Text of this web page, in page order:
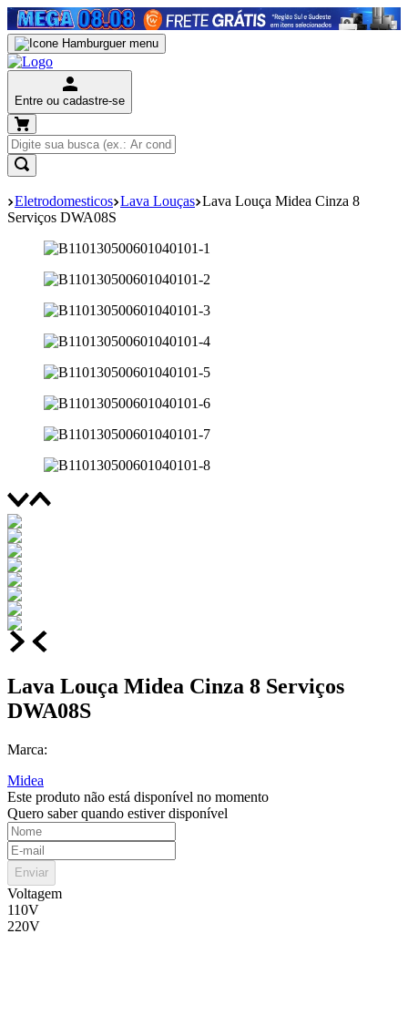
Entre ou cadastre-se
Eletrodomesticos Lava Louças Lava Louça Midea Cinza 8
Serviços DWA08S
Lava Louça Midea Cinza 8 Serviços
DWA08S
Marca:
Midea
Este produto não está disponível no momento
Quero saber quando estiver disponível
Enviar
Voltagem
110V
220V